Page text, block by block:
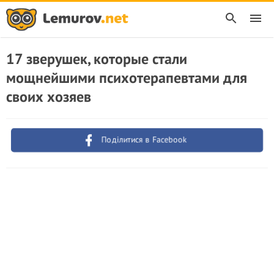
17 зверушек, которые стали
мощнейшими психотерапевтами для
своих хозяев
Поділитися в Facebook